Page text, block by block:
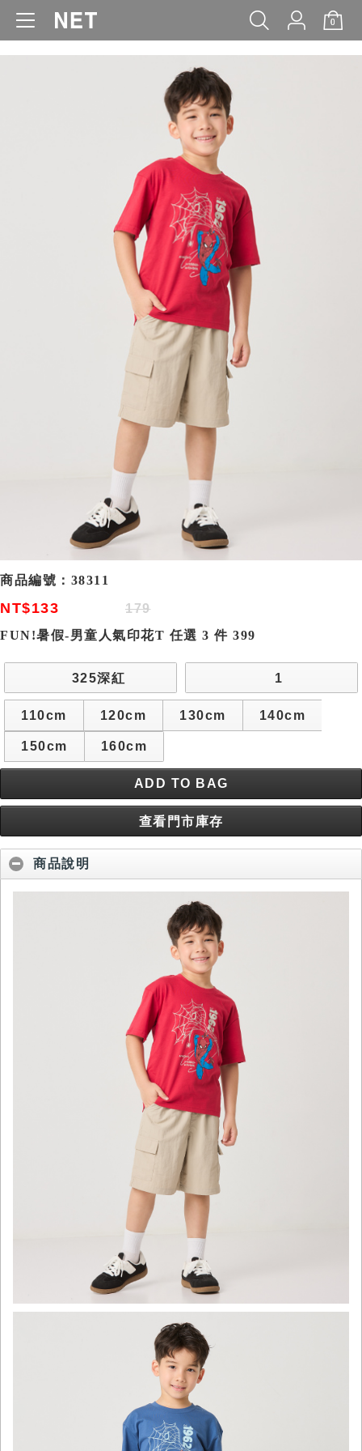
0
WOMEN MEN KIDS BABY
商品編號： 38311
NT$133
179
FUN!暑假-男童人氣印花T 任選 3 件 399
325深紅 1
110cm 120cm 130cm 140cm
150cm 160cm
ADD TO BAG
查看門市庫存
商品說明